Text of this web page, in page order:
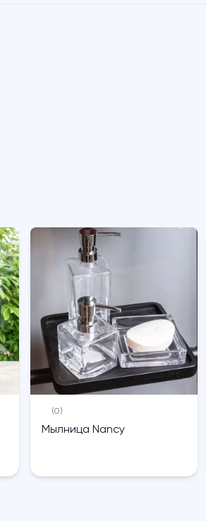
(0)
Мылница Nancy